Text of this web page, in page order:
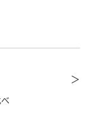
＞